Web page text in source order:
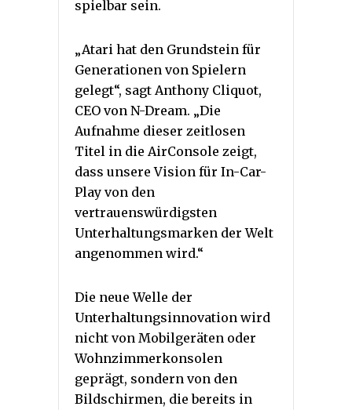
spielbar sein.
„Atari hat den Grundstein für
Generationen von Spielern
gelegt“, sagt Anthony Cliquot,
CEO von N-Dream. „Die
Aufnahme dieser zeitlosen
Titel in die AirConsole zeigt,
dass unsere Vision für In-Car-
Play von den
vertrauenswürdigsten
Unterhaltungsmarken der Welt
angenommen wird.“
Die neue Welle der
Unterhaltungsinnovation wird
nicht von Mobilgeräten oder
Wohnzimmerkonsolen
geprägt, sondern von den
Bildschirmen, die bereits in